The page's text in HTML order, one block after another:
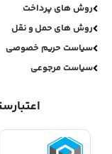
روش های پرداخت
روش های حمل و نقل
سیاست حریم خصوصی
سیاست مرجوعی